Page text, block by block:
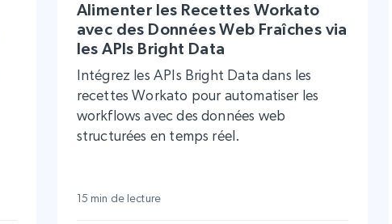
Alimenter les Recettes Workato
avec des Données Web Fraîches via
les APIs Bright Data
Intégrez les APIs Bright Data dans les
recettes Workato pour automatiser les
workflows avec des données web
structurées en temps réel.
15 min de lecture